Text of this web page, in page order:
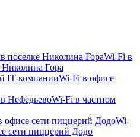
Wi-Fi в
Николина Гора
Wi-Fi в офисе
Wi-Fi в частном
Wi-
сети пиццерий Додо